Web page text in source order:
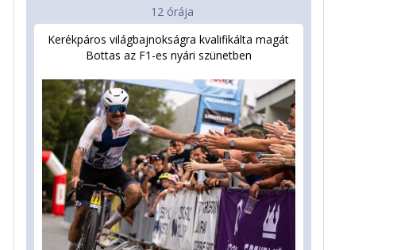
12 órája
Kerékpáros világbajnokságra kvalifikálta magát
Bottas az F1-es nyári szünetben